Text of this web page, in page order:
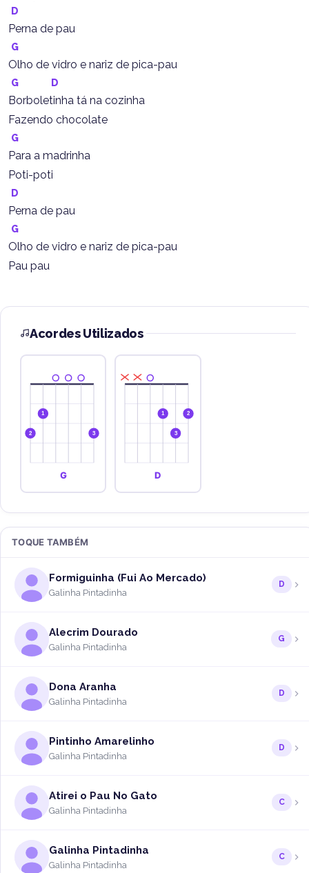
D
Perna de pau
G
Olho de vidro e nariz de pica-pau
G D
Borboletinha tá na cozinha
Fazendo chocolate
G
Para a madrinha
Poti-poti
D
Perna de pau
G
Olho de vidro e nariz de pica-pau
Pau pau
Acordes Utilizados
2
1
3
G
1
3
2
D
TOQUE TAMBÉM
Formiguinha (Fui Ao Mercado)
Galinha Pintadinha
D
Alecrim Dourado
Galinha Pintadinha
G
Dona Aranha
Galinha Pintadinha
D
Pintinho Amarelinho
Galinha Pintadinha
D
Atirei o Pau No Gato
Galinha Pintadinha
C
Galinha Pintadinha
Galinha Pintadinha
C